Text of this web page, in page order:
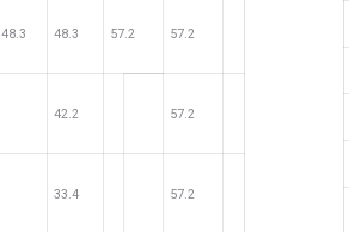
48.3 48.3 57.2 57.2
42.2 57.2
33.4 57.2